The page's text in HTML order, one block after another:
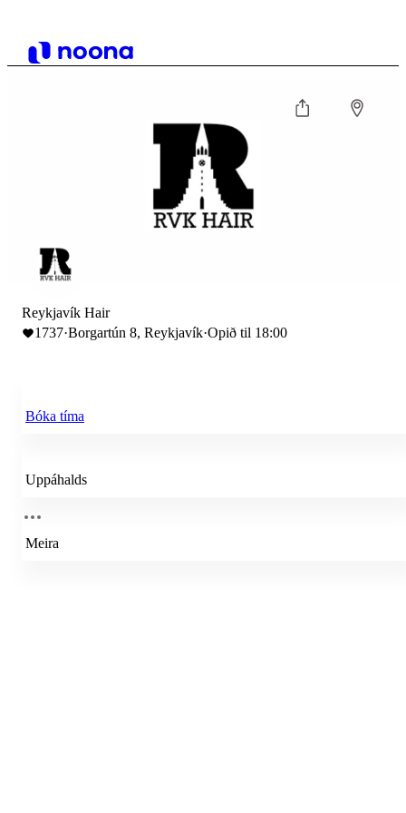
Reykjavík Hair
1737·Borgartún 8, Reykjavík·Opið til 18:00
Bóka tíma
Uppáhalds
Meira